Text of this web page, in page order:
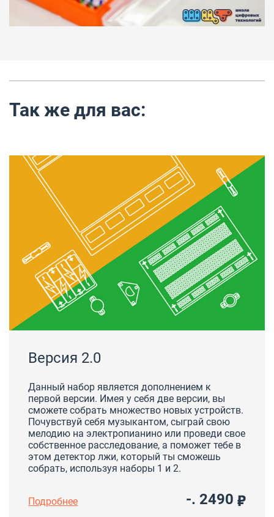
Так же для вас:
Версия 2.0
Данный набор является дополнением к
первой версии. Имея у себя две версии, вы
сможете собрать множество новых устройств.
Почувствуй себя музыкантом, сыграй свою
мелодию на электропианино или проведи свое
собственное расследование, а поможет тебе в
этом детектор лжи, который ты сможешь
собрать, используя наборы 1 и 2.
-. 2490
Подробнее